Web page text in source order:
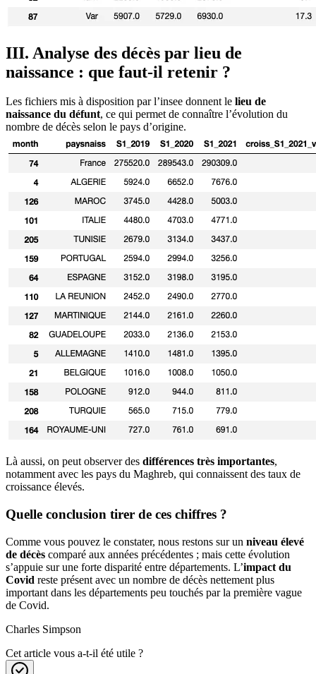
III. Analyse des décès par lieu de
naissance : que faut-il retenir ?
Les fichiers mis à disposition par l’insee donnent le lieu de
naissance du défunt, ce qui permet de connaître l’évolution du
nombre de décès selon le pays d’origine.
Là aussi, on peut observer des différences très importantes,
notamment avec les pays du Maghreb, qui connaissent des taux de
croissance élevés.
Quelle conclusion tirer de ces chiffres ?
Comme vous pouvez le constater, nous restons sur un niveau élevé
de décès comparé aux années précédentes ; mais cette évolution
s’appuie sur une forte disparité entre départements. L’impact du
Covid reste présent avec un nombre de décès nettement plus
important dans les départements peu touchés par la première vague
de Covid.
Charles Simpson
Cet article vous a-t-il été utile ?